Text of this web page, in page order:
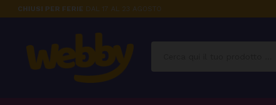
CHIUSI PER FERIE DAL 17 AL 23 AGOSTO